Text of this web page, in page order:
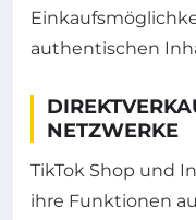
authentischen
NETZWERKE
TikTok Shop und
ihre Funktionen